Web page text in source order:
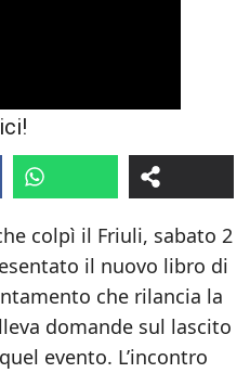
colpì il Friuli, sabato 2
il nuovo libro di
che rilancia la
domande sul lascito
evento. L’incontro